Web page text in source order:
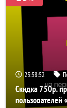
23:58:50
Скидка 750р.